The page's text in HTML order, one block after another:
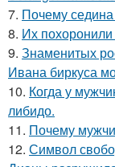
7. Почему
8. Их
9. Знаменитых
Ивана биркуса
10. Когда у
либидо.
11. Почему
12. Символ